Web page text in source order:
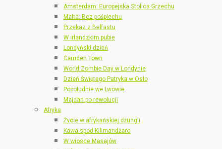
Amsterdam: Europejska Stolica Grzechu
Malta: Bez pośpiechu
Przekaz z Belfastu
W irlandzkim pubie
Londyński dzień
Camden Town
World Zombie Day w Londynie
Dzień Świętego Patryka w Oslo
Popołudnie we Lwowie
Majdan po rewolucji
Afryka
Życie w afrykańskiej dżungli
Kawa spod Kilimandżaro
W wiosce Masajów